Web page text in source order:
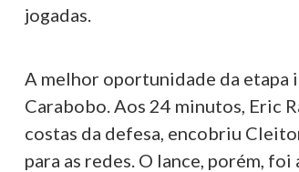
jogadas.
A melhor oportunidade da
Carabobo. Aos 24 minutos, Eric
costas da defesa, encobriu
para as redes. O lance, porém,